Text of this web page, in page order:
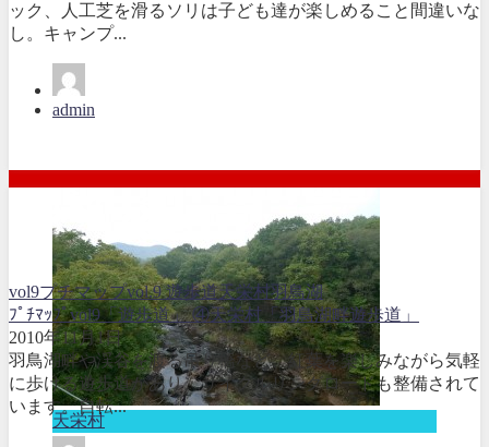
ック、人工芝を滑るソリは子ども達が楽しめること間違いな
し。キャンプ...
admin
天栄村
vol9プチマップvol.9 遊歩道天栄村羽鳥湖
ﾌﾟﾁﾏｯﾌﾟvol9「遊歩道」 ④天栄村「羽鳥湖畔遊歩道」
2010年11月1日
羽鳥湖畔や渓谷を渡る吊り橋など、紅葉を楽しみながら気軽
に歩ける遊歩道があり、サイクルリングロードも整備されて
います。自転...